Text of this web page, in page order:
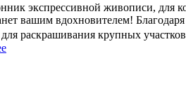
экспрессивной живописи, для
вашим вдохновителем!
для раскрашивания крупных